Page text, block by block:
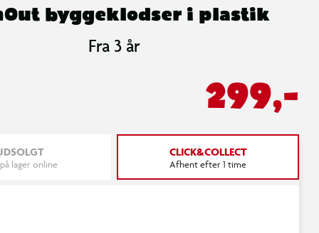
byggeklodser i plastik
Fra 3 år
299,-
lager online
CLICK&COLLECT
Afhent efter 1 time